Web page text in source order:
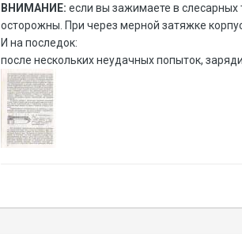
ВНИМАНИЕ: если вы зажимаете в слесарных
осторожны. При через мерной затяжке
И на последок:
после нескольких неудачных попыток,